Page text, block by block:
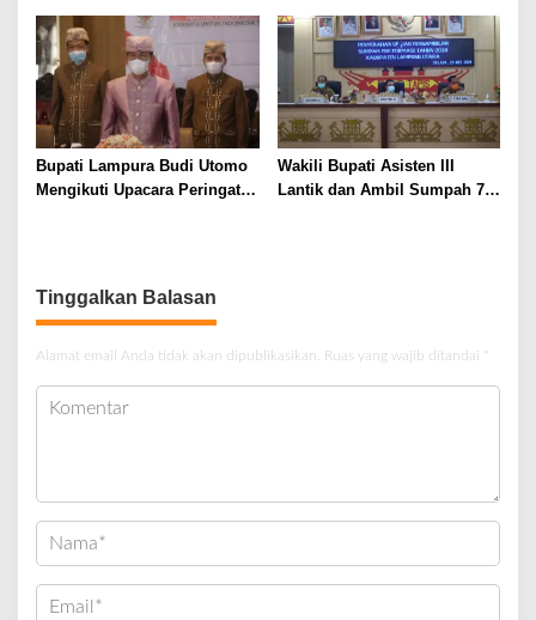
Pembangunan Daerah
Dengan Kebiasaan Baru di
Masa Pandemi
Budi Utomo
Bupati Lampura Budi Utomo
Mengikuti Upacara Peringatan
Wakili Bupati Asisten III
Lantik dan Ambil Sumpah 79
Tinggalkan Balasan
Alamat email Anda tidak akan dipublikasikan. Ruas yang wajib ditandai *